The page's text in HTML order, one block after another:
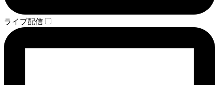
ライブ配信